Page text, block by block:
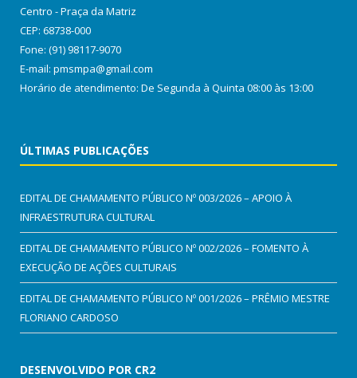
Centro - Praça da Matriz
CEP: 68738-000
Fone: (91) 98117-9070
E-mail: pmsmpa@gmail.com
Horário de atendimento: De Segunda à Quinta 08:00 às 13:00
ÚLTIMAS PUBLICAÇÕES
EDITAL DE CHAMAMENTO PÚBLICO Nº 003/2026 – APOIO À
INFRAESTRUTURA CULTURAL
EDITAL DE CHAMAMENTO PÚBLICO Nº 002/2026 – FOMENTO À
EXECUÇÃO DE AÇÕES CULTURAIS
EDITAL DE CHAMAMENTO PÚBLICO Nº 001/2026 – PRÊMIO MESTRE
FLORIANO CARDOSO
DESENVOLVIDO POR CR2